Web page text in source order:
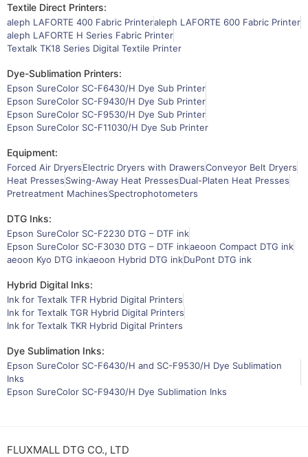
Textile Direct Printers:
aleph LAFORTE 400 Fabric Printeraleph LAFORTE 600 Fabric Printer
aleph LAFORTE H Series Fabric Printer
Textalk TK18 Series Digital Textile Printer
Dye-Sublimation Printers:
Epson SureColor SC-F6430/H Dye Sub Printer
Epson SureColor SC-F9430/H Dye Sub Printer
Epson SureColor SC-F9530/H Dye Sub Printer
Epson SureColor SC-F11030/H Dye Sub Printer
Equipment:
Forced Air DryersElectric Dryers with DrawersConveyor Belt Dryers
Heat PressesSwing-Away Heat PressesDual-Platen Heat Presses
Pretreatment MachinesSpectrophotometers
DTG Inks:
Epson SureColor SC-F2230 DTG – DTF ink
Epson SureColor SC-F3030 DTG – DTF inkaeoon Compact DTG ink
aeoon Kyo DTG inkaeoon Hybrid DTG inkDuPont DTG ink
Hybrid Digital Inks:
Ink for Textalk TFR Hybrid Digital Printers
Ink for Textalk TGR Hybrid Digital Printers
Ink for Textalk TKR Hybrid Digital Printers
Dye Sublimation Inks:
Epson SureColor SC-F6430/H and SC-F9530/H Dye Sublimation
Inks
Epson SureColor SC-F9430/H Dye Sublimation Inks
FLUXMALL DTG CO., LTD